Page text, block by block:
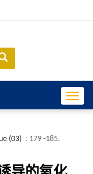
(03) : 179 -185.